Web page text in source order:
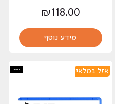
₪ 118.00
מידע נוסף
אזל במלאי